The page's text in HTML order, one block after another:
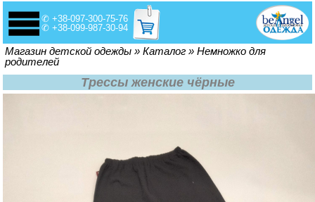
✆ +38-097-300-75-76
✆ +38-099-987-30-94
Вы здесь
Магазин детской одежды » Каталог » Немножко для
родителей
Трессы женские чёрные